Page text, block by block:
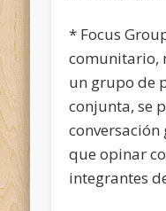
* Focus
comunitario,
un grupo de
conjunta, se
que opinar
integrantes